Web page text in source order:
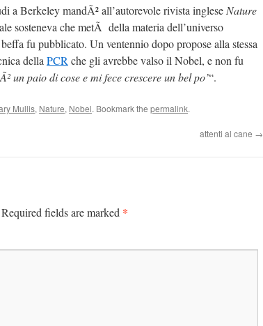
a Berkeley mandÃ² all’autorevole rivista inglese Nature
sosteneva che metÃ della materia dell’universo
fu pubblicato. Un ventennio dopo propose alla stessa
della PCR che gli avrebbe valso il Nobel, e non fu
un paio di cose e mi fece crescere un bel po’“.
Mullis, Nature, Nobel. Bookmark the permalink.
attenti al cane →
Required fields are marked *